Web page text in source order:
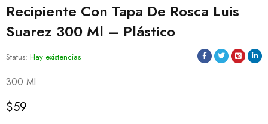
Recipiente Con Tapa De Rosca Luis
Suarez 300 Ml – Plástico
Status: Hay existencias
300 Ml
$59